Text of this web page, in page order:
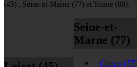
(45) , Seine-et-Marne (77) et Yonne (89).
Seine-et-
Marne (77)
Chessy (77)